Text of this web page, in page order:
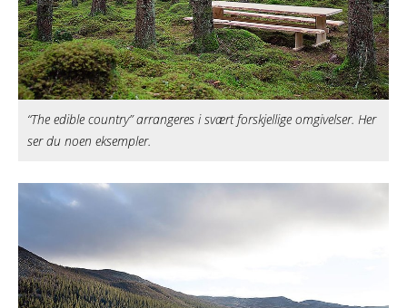
“The edible country” arrangeres i svært forskjellige omgivelser. Her
ser du noen eksempler.